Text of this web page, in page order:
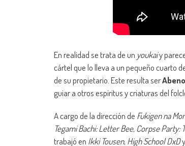
En realidad se trata de un youkaiy
cártel que lo lleva a un pequeño cuarto
de su propietario. Este resulta serAbeno
guiar a otros espíritus y criaturas del
A cargo de la dirección de Fukigen na
Tegami Bachi: Letter Bee, Corpse Party:
trabajó en Ikki Tousen, High School DxDy